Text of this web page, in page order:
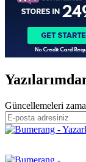
Güncellemeleri